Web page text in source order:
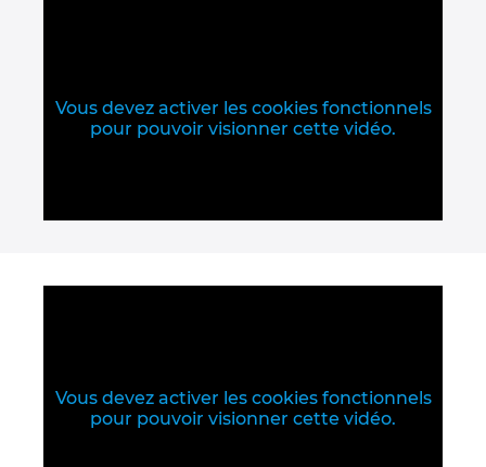
Vous devez activer les cookies fonctionnels
pour pouvoir visionner cette vidéo.
Vous devez activer les cookies fonctionnels
pour pouvoir visionner cette vidéo.
New Zealand
Peru
Philippines
Portugal